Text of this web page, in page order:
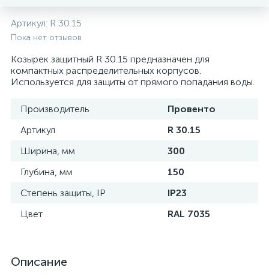
Артикул: R 30.15
Пока нет отзывов
Козырек защитный R 30.15 предназначен для
компактных распределительных корпусов.
Используется для защиты от прямого попадания воды.
Производитель
Провенто
Артикул
R 30.15
Ширина, мм
300
Глубина, мм
150
Степень защиты, IP
IP23
Цвет
RAL 7035
Описание